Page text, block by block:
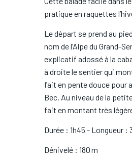
pratique en raquettes
Le départ se prend au
nom de l’Alpe du Grand-
explicatif adossé à la
à droite le sentier qui
fait en pente douce pour
Bec. Au niveau de la
fait en montant très
Durée : 1h45 - Longueur :
Dénivelé : 180 m